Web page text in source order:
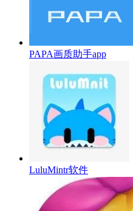
PAPA画质助手app
LuluMintr软件